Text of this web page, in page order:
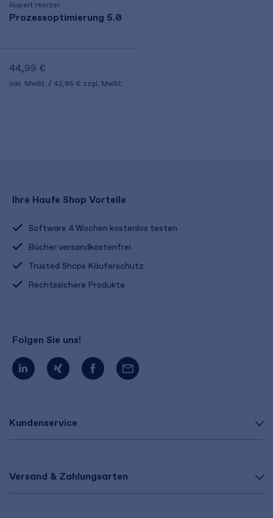
Rupert Hierzer
Prozessoptimierung 5.0
44,99 €
inkl. MwSt. 42,05 € zzgl. MwSt.
Kundenservice
Versand & Zahlungsarten
Ihre Haufe Shop Vorteile
Software 4 Wochen kostenlos testen
Bücher versandkostenfrei
Trusted Shops Käuferschutz
Rechtssichere Produkte
Folgen Sie uns!